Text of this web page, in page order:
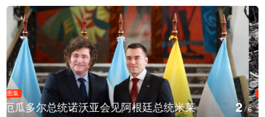
图集
美国斯波坎：野火烧毁700多所房屋 2/6